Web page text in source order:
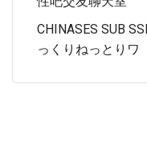
CHINASES SUB
っくりねっとりワ